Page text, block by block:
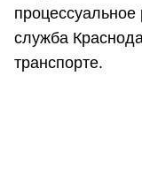
служба
транспорте.